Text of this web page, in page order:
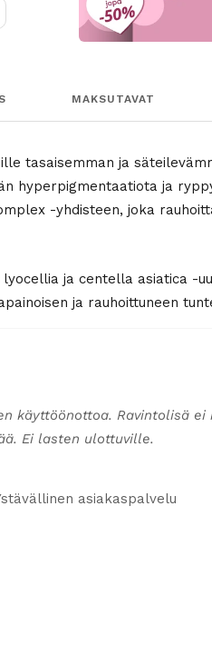
MAKSUTAVAT
tasaisemman ja
hyperpigmentaatiota ja
-yhdisteen, joka
ja centella asiatica -
ja rauhoittuneen
käyttöönottoa. Ravintolisä
Ei lasten ulottuville.
asiakaspalvelu